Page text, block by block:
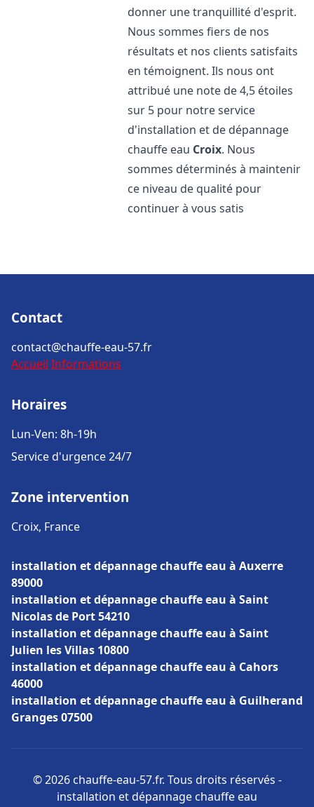
donner une tranquillité d'esprit.
Nous sommes fiers de nos
résultats et nos clients satisfaits
en témoignent. Ils nous ont
attribué une note de 4,5 étoiles
sur 5 pour notre service
d'installation et de dépannage
chauffe eau Croix. Nous
sommes déterminés à maintenir
ce niveau de qualité pour
continuer à vous satis
Contact
contact@chauffe-eau-57.fr
Accueil Informations
Horaires
Lun-Ven: 8h-19h
Service d'urgence 24/7
Zone intervention
Croix, France
installation et dépannage chauffe eau à Auxerre
89000
installation et dépannage chauffe eau à Saint
Nicolas de Port 54210
installation et dépannage chauffe eau à Saint
Julien les Villas 10800
installation et dépannage chauffe eau à Cahors
46000
installation et dépannage chauffe eau à Guilherand
Granges 07500
© 2026 chauffe-eau-57.fr. Tous droits réservés -
installation et dépannage chauffe eau